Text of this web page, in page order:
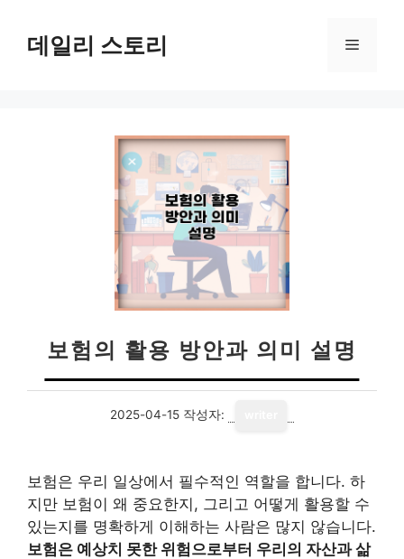
데일리 스토리 메
보험의 활용 방안과 의미 설명
2025-04-15 작성자:
보험은 우리 일상에서 필수적인 역할을 합니다. 하
지만 보험이 왜 중요한지, 그리고 어떻게 활용할 수
있는지를 명확하게 이해하는 사람은 많지 않습니다.
보험은 예상치 못한 위험으로부터 우리의 자산과 삶